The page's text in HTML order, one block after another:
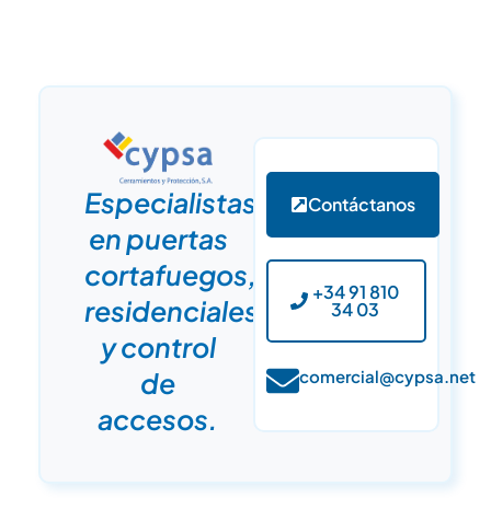
Especialistas
en puertas
cortafuegos,
residenciales
y control
de
accesos.
Contáctanos
+34 91 810
34 03
comercial@cypsa.net